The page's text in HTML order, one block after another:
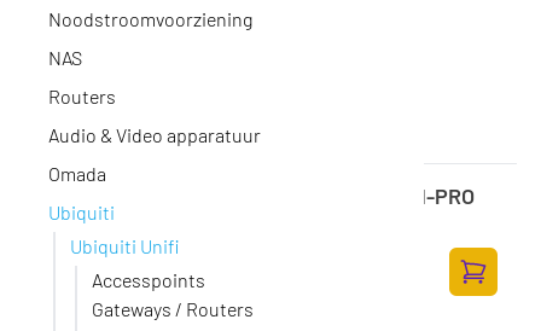
Noodstroomvoorziening
NAS
Routers
Audio & Video apparatuur
Omada
Ubiquiti
Ubiquiti Unifi
Accesspoints
Gateways / Routers
Ubiquiti UniFi Dream Machine Pro - UDM-PRO
Op voorraad
419,-
346,28 excl. BTW